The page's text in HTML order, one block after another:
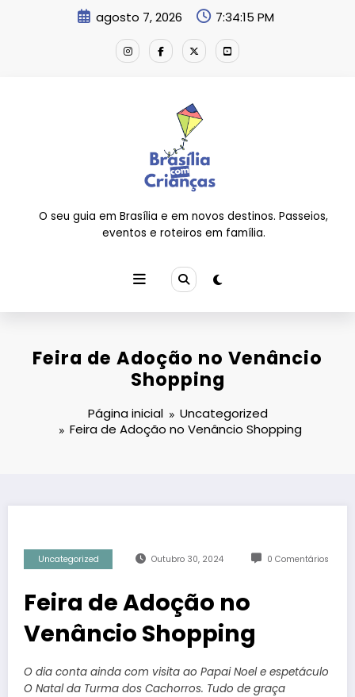
agosto 7, 2026 7:34:16 PM
O seu guia em Brasília e em novos destinos. Passeios,
eventos e roteiros em família.
Feira de Adoção no Venâncio
Shopping
Página inicial
Uncategorized
Feira de Adoção no Venâncio Shopping
Uncategorized Outubro 30, 2024 0 Comentários
Feira de Adoção no
Venâncio Shopping
O dia conta ainda com visita ao Papai Noel e espetáculo
O Natal da Turma dos Cachorros. Tudo de graça